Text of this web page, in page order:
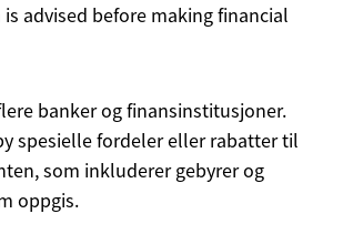
advised before making financial
banker og finansinstitusjoner.
spesielle fordeler eller rabatter til
som inkluderer gebyrer og
oppgis.